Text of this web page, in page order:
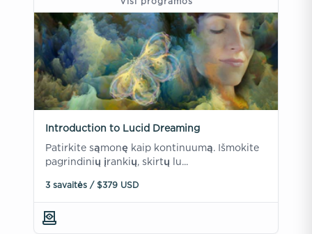
Introduction to Lucid Dreaming
Patirkite sąmonę kaip kontinuumą. Išmokite
pagrindinių įrankių, skirtų lu...
3 savaitės / $379 USD